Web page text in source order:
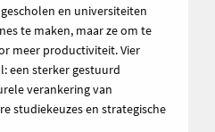
en universiteiten
te maken, maar ze om te
meer productiviteit. Vier
een sterker gestuurd
verankering van
studiekeuzes en strategische